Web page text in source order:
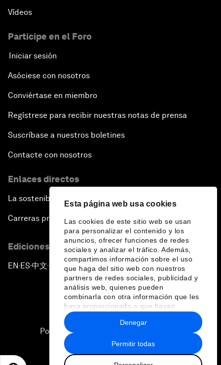
Esta página web usa cookies
Las cookies de este sitio web se usan
para personalizar el contenido y los
anuncios, ofrecer funciones de redes
sociales y analizar el tráfico. Además,
compartimos información sobre el uso
que haga del sitio web con nuestros
partners de redes sociales, publicidad y
análisis web, quienes pueden
combinarla con otra información que les
haya proporcionado o que hayan
recopilado a partir del uso que haya
hecho de sus servicios.
Permitir todas
Denegar
Vídeos
Participe en el Foro
Iniciar sesión
Asóciese con nosotros
Conviértase en miembro
Regístrese para recibir nuestras notas de prensa
Suscríbase a nuestros boletines
Contacte con nosotros
Enlaces directos
La sostenibilidad en el Foro
Carreras profesionales
Ediciones en otros idiomas
EN ▪ES▪中文▪ 日本語
Política de privacidad y normas de uso
Sitemap